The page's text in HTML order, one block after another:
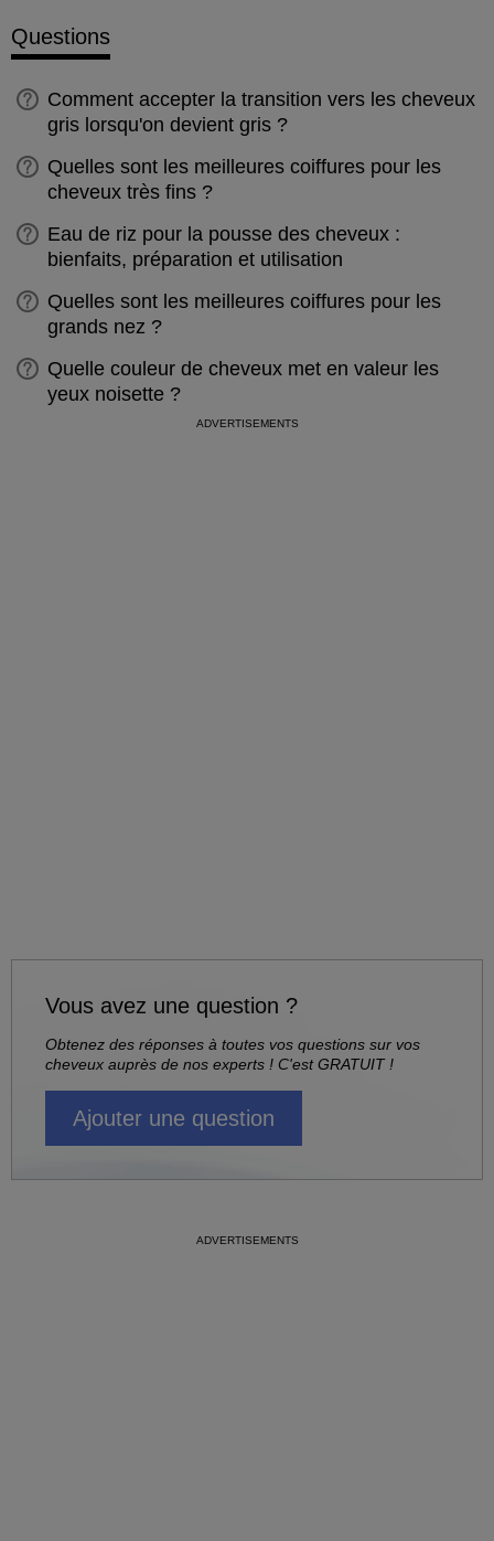
Questions
Comment accepter la transition vers les cheveux
gris lorsqu'on devient gris ?
Quelles sont les meilleures coiffures pour les
cheveux très fins ?
Eau de riz pour la pousse des cheveux :
bienfaits, préparation et utilisation
Quelles sont les meilleures coiffures pour les
grands nez ?
Quelle couleur de cheveux met en valeur les
yeux noisette ?
Vous avez une question ?
Obtenez des réponses à toutes vos questions sur vos
cheveux auprès de nos experts ! C'est GRATUIT !
Ajouter une question